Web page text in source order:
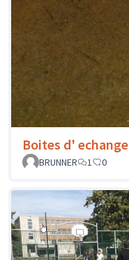
Boites d' echange
BRUNNER
1 0